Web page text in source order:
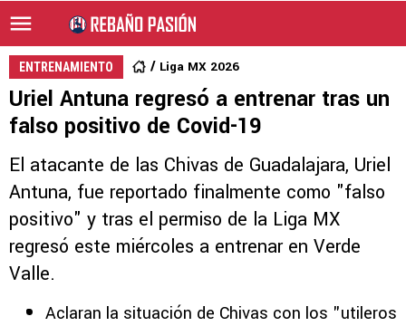
ENTRENAMIENTO Liga MX 2026
Uriel Antuna regresó a entrenar tras un
falso positivo de Covid-19
El atacante de las Chivas de Guadalajara, Uriel
Antuna, fue reportado finalmente como "falso
positivo" y tras el permiso de la Liga MX
regresó este miércoles a entrenar en Verde
Valle.
Aclaran la situación de Chivas con los "utileros